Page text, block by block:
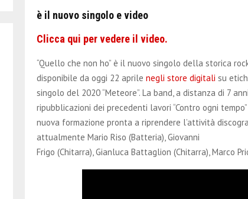
è il nuovo singolo e video
Clicca qui per vedere il video.
“Quello che non ho” è il nuovo singolo della storica
disponibile da oggi 22 aprile negli store digitali su
singolo del 2020 “Meteore”. La band, a distanza di 7
ripubblicazioni dei precedenti lavori “Contro ogni
nuova formazione pronta a riprendere l’attività
attualmente Mario Riso (Batteria), Giovanni
Frigo (Chitarra), Gianluca Battaglion (Chitarra), Marco